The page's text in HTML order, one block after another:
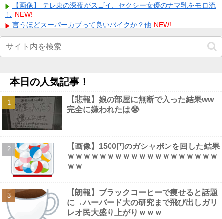
Powered by livedoor 相互RSS
【画像】 テレ東の深夜がスゴイ、セクシー女優のナマ乳をモロ流
し NEW!
言うほどスーパーカブって良いバイクか？他 NEW!
【動画】 役満ボディ・岡田紗佳(32)、ダンスで乳が大暴れ！
NEW!
【カープ実況】鈴木健矢(ブルペンデー)vs片山皓心【広島-DeNA/
【速報】中比スカボロー礁を巡る問題で遂に米国参戦、まさかの
こっち擁護であっち批判！！他 NEW!
絵師「このイラストを描く過程をタイムラプスで動画にしまし
た！」→とんでもないものが映り込んで16万いいね他
【画像】 男の87%はお○ぱいに目がいってスマホケースに気づか
ない自撮りｗ NEW!
【動画】 巨乳女子さん、コメダ珈琲で発情してしまった結果ｗｗ
ｗｗｗｗ NEW!
Powered by livedoor 相互RSS
本日の人気記事！
【悲報】娘の部屋に無断で入った結果ww
完全に嫌われたは😭
【画像】1500円のガシャポンを回した結果
ｗｗｗｗｗｗｗｗｗｗｗｗｗｗｗｗｗｗｗ
ｗｗ
【朗報】ブラックコーヒーで痩せると話題
に→ハーバード大の研究まで飛び出しガリ
レオ民大盛り上がりｗｗｗ